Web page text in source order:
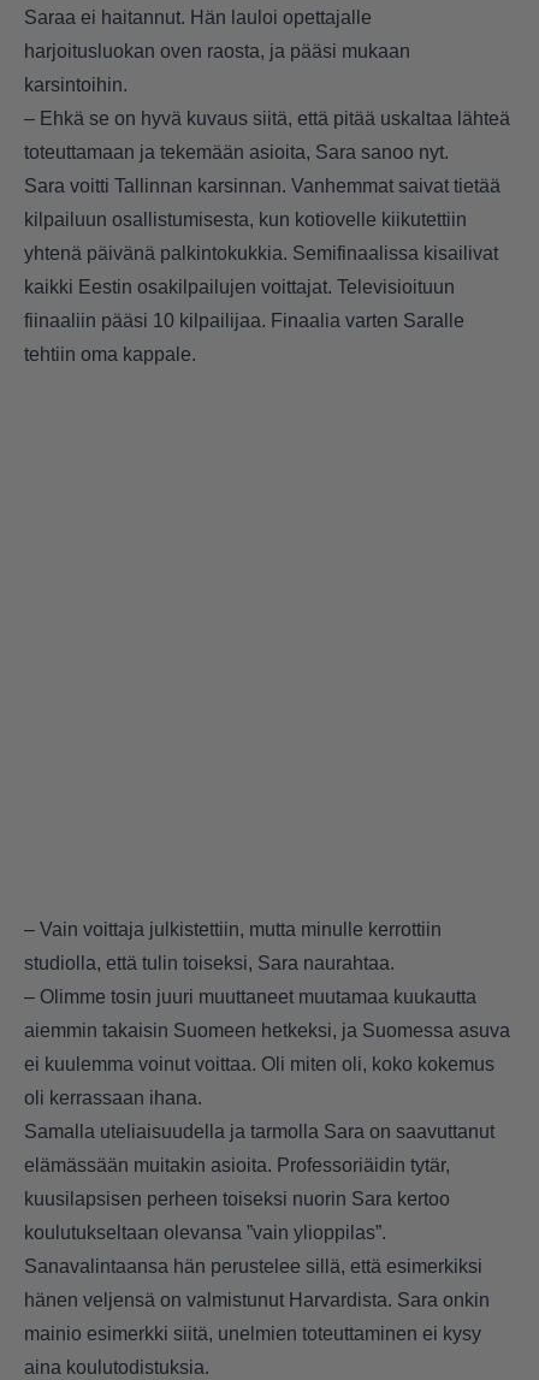
Saraa ei haitannut. Hän lauloi opettajalle
harjoitusluokan oven raosta, ja pääsi mukaan
karsintoihin.
– Ehkä se on hyvä kuvaus siitä, että pitää uskaltaa lähteä
toteuttamaan ja tekemään asioita, Sara sanoo nyt.
Sara voitti Tallinnan karsinnan. Vanhemmat saivat tietää
kilpailuun osallistumisesta, kun kotiovelle kiikutettiin
yhtenä päivänä palkintokukkia. Semifinaalissa kisailivat
kaikki Eestin osakilpailujen voittajat. Televisioituun
fiinaaliin pääsi 10 kilpailijaa. Finaalia varten Saralle
tehtiin oma kappale.
– Vain voittaja julkistettiin, mutta minulle kerrottiin
studiolla, että tulin toiseksi, Sara naurahtaa.
– Olimme tosin juuri muuttaneet muutamaa kuukautta
aiemmin takaisin Suomeen hetkeksi, ja Suomessa asuva
ei kuulemma voinut voittaa. Oli miten oli, koko kokemus
oli kerrassaan ihana.
Samalla uteliaisuudella ja tarmolla Sara on saavuttanut
elämässään muitakin asioita. Professoriäidin tytär,
kuusilapsisen perheen toiseksi nuorin Sara kertoo
koulutukseltaan olevansa ”vain ylioppilas”.
Sanavalintaansa hän perustelee sillä, että esimerkiksi
hänen veljensä on valmistunut Harvardista. Sara onkin
mainio esimerkki siitä, unelmien toteuttaminen ei kysy
aina koulutodistuksia.